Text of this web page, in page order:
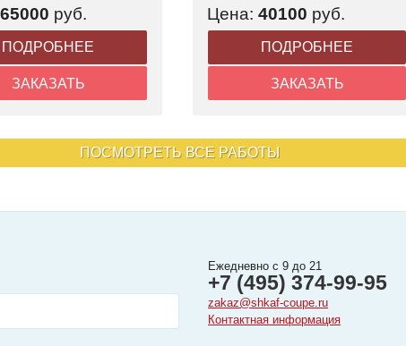
65000 руб.
ПОДРОБНЕЕ
ЗАКАЗАТЬ
Цена:40100 руб.
ПОДРОБНЕЕ
ЗАКАЗАТЬ
ПОСМОТРЕТЬ ВСЕ РАБОТЫ
Ежедневно с 9 до 21
+7 (495) 374-99-95
zakaz@shkaf-coupe.ru
Контактная информация